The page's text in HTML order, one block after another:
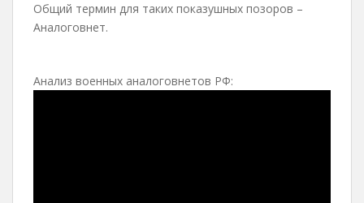
Общий термин для таких показушных позоров –
Аналоговнет.
Анализ военных аналоговнетов РФ: